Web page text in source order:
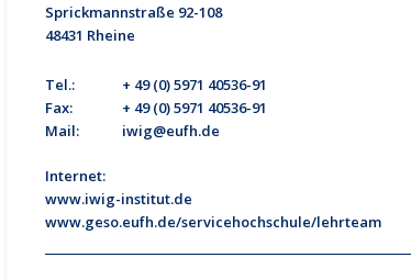
Sprickmannstraße 92-108
48431 Rheine
Tel.:
+ 49 (0) 5971 40536-91
Fax:
+ 49 (0) 5971 40536-91
Mail:
iwig@eufh.de
Internet:
www.iwig-institut.de
www.geso.eufh.de/servicehochschule/lehrteam